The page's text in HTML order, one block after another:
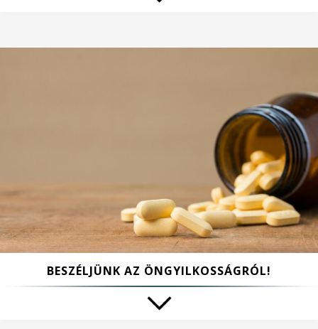
BESZÉLJÜNK AZ ÖNGYILKOSSÁGRÓL!